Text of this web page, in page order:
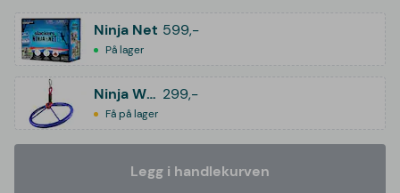
Ninja Net 599,-
På lager
Ninja Wheel299,-
Få på lager
Legg i handlekurven